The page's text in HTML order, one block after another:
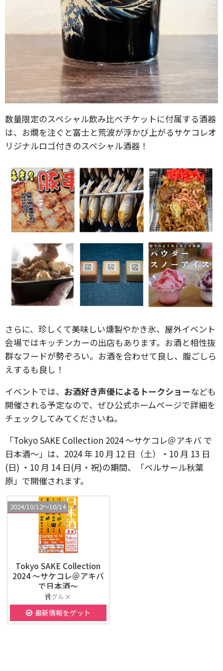
数量限定のスペシャル飲み⽐べチケットに付属する酒器
は、お燗を注ぐと富士と荒波が浮かび上がるサケコレオ
リジナルロゴ付きのスペシャル酒器！
さらに、珍しくて美味しい燻製やかき氷、屋外イベント
会場ではキッチンカーの出店もあります。お酒と相性抜
群なフードが勢ぞろい。お酒を合わせて良し、腹ごしら
えするも良し！
イベントでは、 お酒好き声優によるトークショーなども
開催される予定なので、ぜひ公式ホームページで詳細を
チェックしてみてくださいね。
「Tokyo SAKE Collection 2024 〜サケコレ＠アキバ で
⽇本酒〜」は、2024 年 10 ⽉ 12 ⽇（⼟）・10 ⽉ 13 ⽇
(⽇) ・10 ⽉ 14 ⽇(月・祝)の期間、「ベルサール秋葉
原」で開催されます。
2024/10/12〜10/14
Tokyo SAKE Collection
2024 〜サケコレ＠アキバ
で⽇本酒〜
グルメ
最新情報をゲット